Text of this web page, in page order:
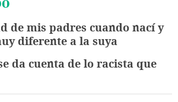
de mis padres cuando nací y
diferente a la suya
da cuenta de lo racista que